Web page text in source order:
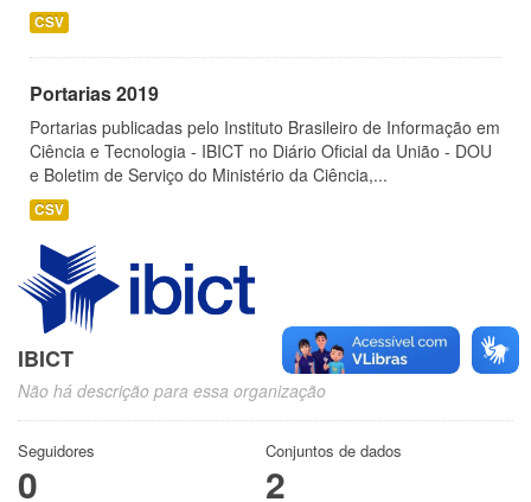
CSV
Portarias 2019
Portarias publicadas pelo Instituto Brasileiro de Informação em
Ciência e Tecnologia - IBICT no Diário Oficial da União - DOU
e Boletim de Serviço do Ministério da Ciência,...
CSV
IBICT
Não há descrição para essa organização
Seguidores
0
Conjuntos de dados
2